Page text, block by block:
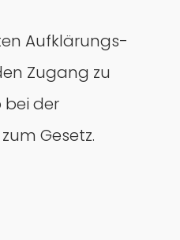
Aufklärungs-
Zugang zu
bei der
Gesetz.